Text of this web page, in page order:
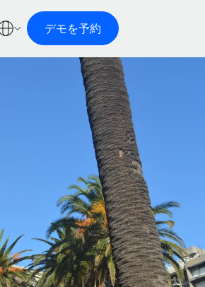
デモを予約